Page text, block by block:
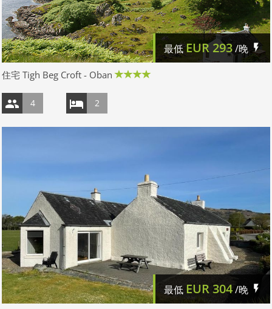
最低EUR 293/晚
住宅 Tigh Beg Croft - Oban
4 2
最低 EUR304/晚